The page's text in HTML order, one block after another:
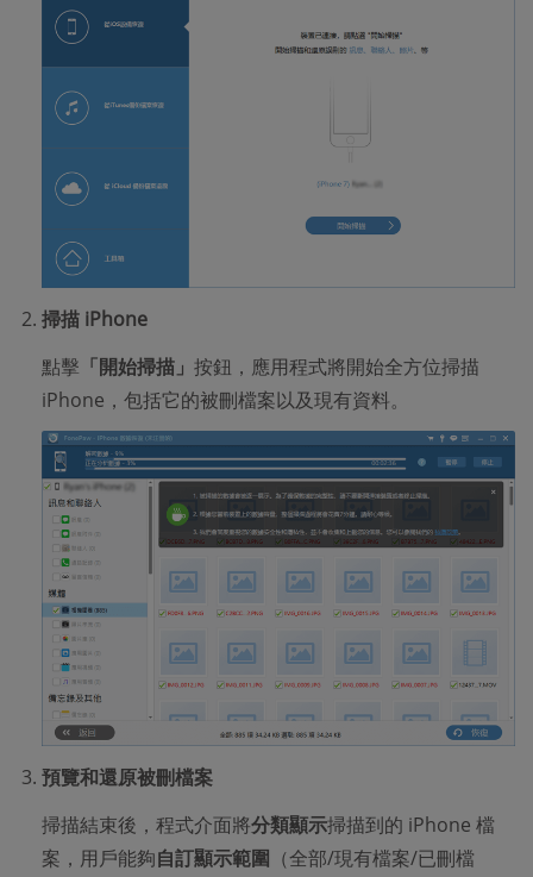
掃描 iPhone
點擊 「開始掃描」 按鈕，應用程式將開始全方位掃描
iPhone，包括它的被刪檔案以及現有資料。
預覽和還原被刪檔案
掃描結束後，程式介面將分類顯示掃描到的 iPhone 檔
案，用戶能夠自訂顯示範圍 （全部/現有檔案/已刪檔